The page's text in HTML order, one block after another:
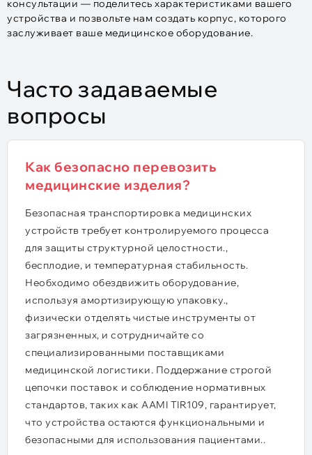
консультации — поделитесь характеристиками вашего
устройства и позвольте нам создать корпус, которого
заслуживает ваше медицинское оборудование.
Часто задаваемые
вопросы
Как безопасно перевозить
медицинские изделия?
Безопасная транспортировка медицинских
устройств требует контролируемого процесса
для защиты структурной целостности.,
бесплодие, и температурная стабильность.
Необходимо обездвижить оборудование,
используя амортизирующую упаковку.,
физически отделять чистые инструменты от
загрязненных, и сотрудничайте со
специализированными поставщиками
медицинской логистики. Поддержание строгой
цепочки поставок и соблюдение нормативных
стандартов, таких как AAMI TIR109, гарантирует,
что устройства остаются функциональными и
безопасными для использования пациентами..